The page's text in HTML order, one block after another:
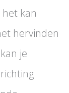
kan
hervinden
je